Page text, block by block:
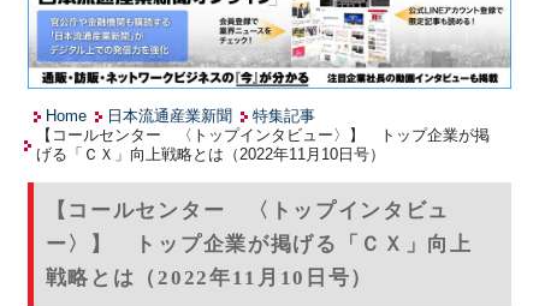
Home 日本流通産業新聞
特集記事
【コールセンター 〈トップインタビュー〉】 トップ企業が掲
げる「ＣＸ」向上戦略とは（2022年11月10日号）
【コールセンター 〈トップインタビュ
ー〉】 トップ企業が掲げる「ＣＸ」向上
戦略とは（2022年11月10日号）